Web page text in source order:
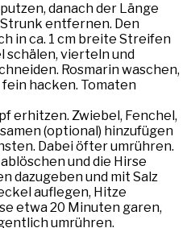
danach der Länge
entfernen. Den
in ca. 1 cm breite Streifen
schälen, vierteln und
Rosmarin waschen,
hacken. Tomaten
erhitzen. Zwiebel, Fenchel,
(optional) hinzufügen
Dabei öfter umrühren.
und die Hirse
dazugeben und mit Salz
auflegen, Hitze
etwa 20 Minuten garen,
umrühren.